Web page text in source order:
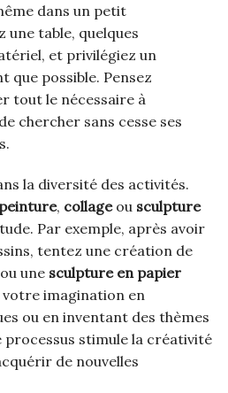
dans un petit
une table, quelques
et privilégiez un
que possible. Pensez
tout le nécessaire à
chercher sans cesse ses
la diversité des activités.
peinture, collageou sculpture
Par exemple, après avoir
tentez une création de
une sculpture en papier
votre imagination en
ou en inventant des thèmes
processus stimule la créativité
de nouvelles